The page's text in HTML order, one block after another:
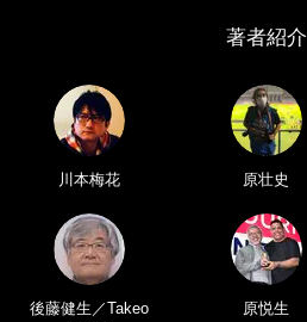
著者紹介
川本梅花 原壮史
後藤健生／Takeo
原悦生